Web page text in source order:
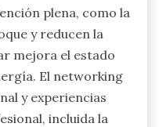
plena, como la
y reducen la
mejora el estado
El networking
y experiencias
incluida la